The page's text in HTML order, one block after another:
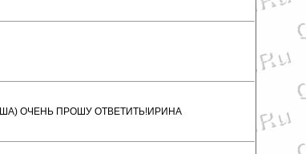
ОЧЕНЬ ПРОШУ ОТВЕТИТЬ!ИРИНА